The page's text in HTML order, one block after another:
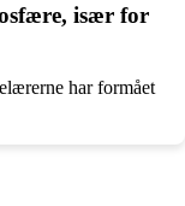
især for
har formået